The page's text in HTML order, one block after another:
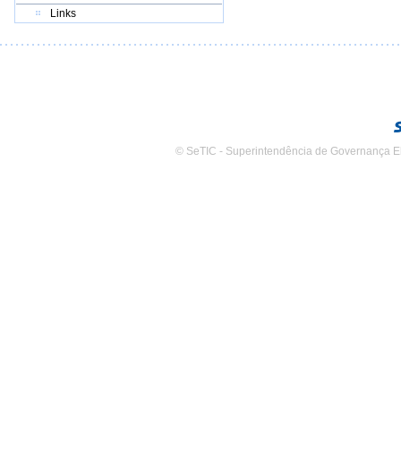
Links
© SeTIC - Superintendência de Governança